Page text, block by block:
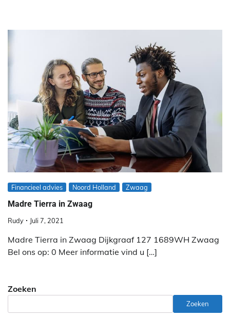
Financieel advies Noord Holland Zwaag
Madre Tierra in Zwaag
Rudy Juli 7, 2021
Madre Tierra in Zwaag Dijkgraaf 127 1689WH Zwaag
Bel ons op: 0 Meer informatie vind u […]
Zoeken
Zoeken